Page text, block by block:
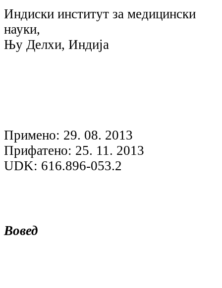
Индиски институт за медицински
науки,
Њу Делхи, Индија
Примено: 29. 08. 2013
Прифатено: 25. 11. 2013
UDK: 616.896-053.2
Вовед